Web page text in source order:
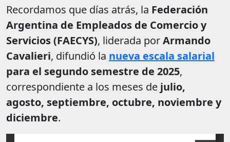
Recordamos que días atrás, la Federación
Argentina de Empleados de Comercio y
Servicios (FAECYS), liderada porArmando
Cavalieri, difundió la nueva escala salarial
para el segundo semestre de 2025,
correspondiente a los meses de julio,
agosto, septiembre, octubre, noviembre y
diciembre.